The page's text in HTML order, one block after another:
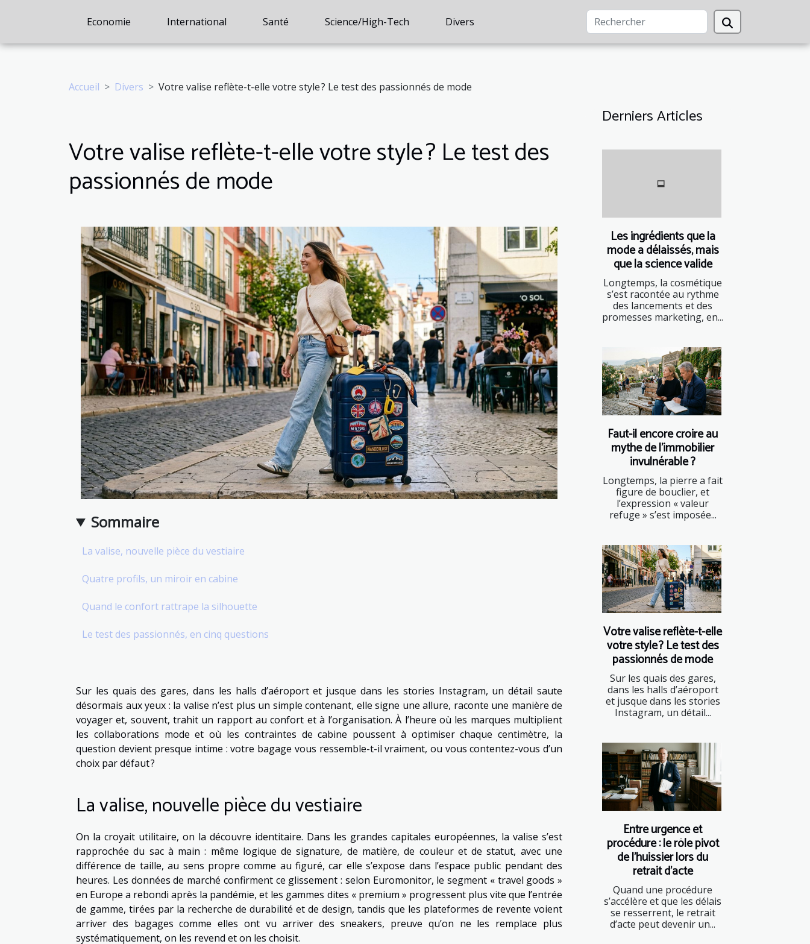
Economie International Santé Science/High-Tech Divers
Accueil Divers Votre valise reflète-t-elle votre style ? Le test des passionnés de mode
Votre valise reflète-t-elle votre style ? Le test des
passionnés de mode
Sommaire
La valise, nouvelle pièce du vestiaire
Quatre profils, un miroir en cabine
Quand le confort rattrape la silhouette
Le test des passionnés, en cinq questions
Sur les quais des gares, dans les halls d’aéroport et jusque dans les stories Instagram, un détail saute
désormais aux yeux : la valise n’est plus un simple contenant, elle signe une allure, raconte une manière de
voyager et, souvent, trahit un rapport au confort et à l’organisation. À l’heure où les marques multiplient
les collaborations mode et où les contraintes de cabine poussent à optimiser chaque centimètre, la
question devient presque intime : votre bagage vous ressemble-t-il vraiment, ou vous contentez-vous d’un
choix par défaut ?
La valise, nouvelle pièce du vestiaire
On la croyait utilitaire, on la découvre identitaire. Dans les grandes capitales européennes, la valise s’est
rapprochée du sac à main : même logique de signature, de matière, de couleur et de statut, avec une
différence de taille, au sens propre comme au figuré, car elle s’expose dans l’espace public pendant des
heures. Les données de marché confirment ce glissement : selon Euromonitor, le segment « travel goods »
en Europe a rebondi après la pandémie, et les gammes dites « premium » progressent plus vite que l’entrée
de gamme, tirées par la recherche de durabilité et de design, tandis que les plateformes de revente voient
arriver des bagages comme elles ont vu arriver des sneakers, preuve qu’on ne les remplace plus
systématiquement, on les revend et on les choisit.
Derniers Articles
Les ingrédients que la
mode a délaissés, mais
que la science valide
Longtemps, la cosmétique
s’est racontée au rythme
des lancements et des
promesses marketing, en...
Faut-il encore croire au
mythe de l’immobilier
invulnérable ?
Longtemps, la pierre a fait
figure de bouclier, et
l’expression « valeur
refuge » s’est imposée...
Votre valise reflète-t-elle
votre style ? Le test des
passionnés de mode
Sur les quais des gares,
dans les halls d’aéroport
et jusque dans les stories
Instagram, un détail...
Entre urgence et
procédure : le rôle pivot
de l’huissier lors du
retrait d’acte
Quand une procédure
s’accélère et que les délais
se resserrent, le retrait
d’acte peut devenir un...